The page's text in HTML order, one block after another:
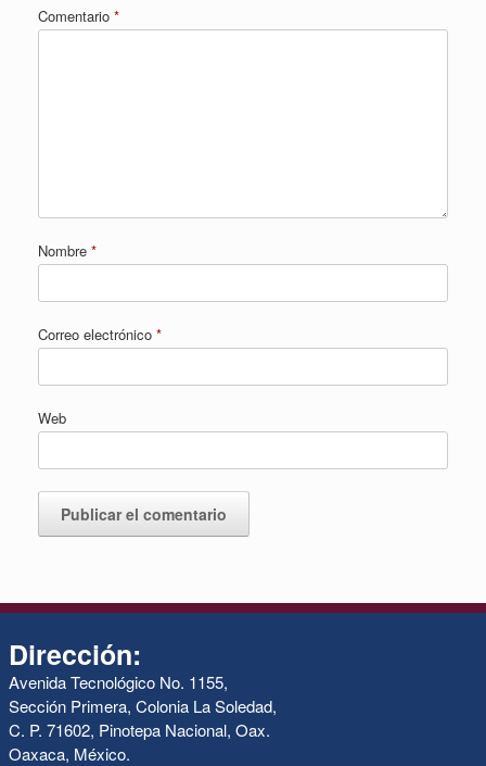
Comentario *
Nombre *
Correo electrónico *
Web
Dirección:
Avenida Tecnológico No. 1155,
Sección Primera, Colonia La Soledad,
C. P. 71602, Pinotepa Nacional, Oax.
Oaxaca, México.